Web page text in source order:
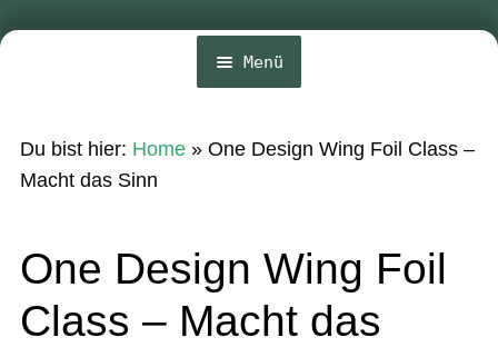
Menü
SUP-Events
Ratgeber
Du bist hier: Home» One Design Wing Foil Class –
Macht das Sinn
One Design Wing Foil
Class – Macht das